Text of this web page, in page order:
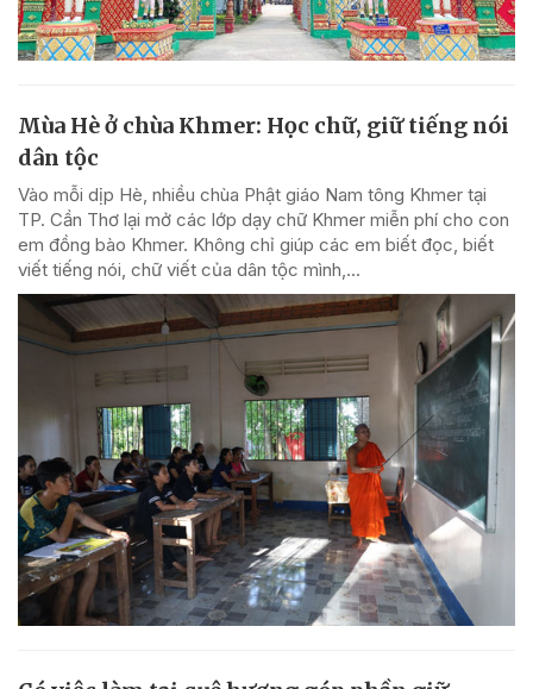
Mùa Hè ở chùa Khmer: Học chữ, giữ tiếng nói
dân tộc
Vào mỗi dịp Hè, nhiều chùa Phật giáo Nam tông Khmer tại
TP. Cần Thơ lại mở các lớp dạy chữ Khmer miễn phí cho con
em đồng bào Khmer. Không chỉ giúp các em biết đọc, biết
viết tiếng nói, chữ viết của dân tộc mình,...